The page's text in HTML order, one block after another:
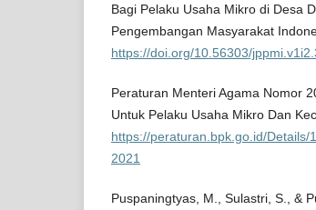
Bagi Pelaku Usaha Mikro di Desa
Pengembangan Masyarakat
https://doi.org/10.56303/
Peraturan Menteri Agama Nomor
Untuk Pelaku Usaha Mikro Dan
https://peraturan.bpk.go.id/
2021
Puspaningtyas, M., Sulastri, S., &